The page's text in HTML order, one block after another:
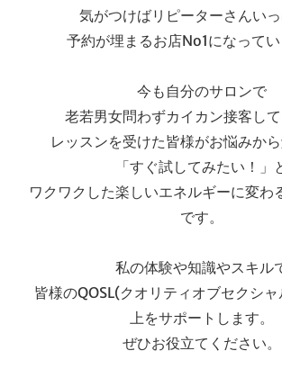
気がつけばリピーターさんい
予約が埋まるお店No1になってい
今も自分のサロンで
老若男女問わずカイカン接客して
レッスンを受けた皆様がお悩みか
「すぐ試してみたい！」
ワクワクした楽しいエネルギーに変わ
です。
私の体験や知識やスキル
皆様のQOSL(クオリティオブセクシ
上をサポートします。
ぜひお役立てください。